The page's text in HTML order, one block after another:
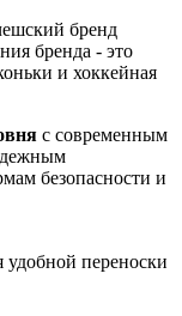
бренд
бренда - это
и хоккейная
с современным
безопасности и
переноски